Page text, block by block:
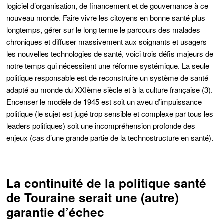
logiciel d’organisation, de financement et de gouvernance à ce
nouveau monde. Faire vivre les citoyens en bonne santé plus
longtemps, gérer sur le long terme le parcours des malades
chroniques et diffuser massivement aux soignants et usagers
les nouvelles technologies de santé, voici trois défis majeurs de
notre temps qui nécessitent une réforme systémique. La seule
politique responsable est de reconstruire un système de santé
adapté au monde du XXIème siècle et à la culture française (3).
Encenser le modèle de 1945 est soit un aveu d’impuissance
politique (le sujet est jugé trop sensible et complexe par tous les
leaders politiques) soit une incompréhension profonde des
enjeux (cas d’une grande partie de la technostructure en santé).
La continuité de la politique santé
de Touraine serait une (autre)
garantie d’échec